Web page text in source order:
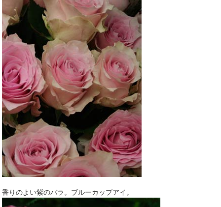
香りのよい紫のバラ。ブルーカップアイ。